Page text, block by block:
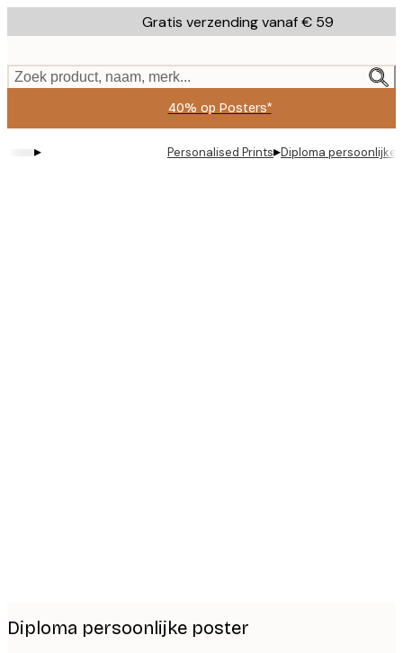
to
content.
Gratis verzending vanaf € 59
Zoek product, naam, merk...
40% op Posters*
▸ Personalised Prints▸Diploma persoonlijke
Diploma persoonlijke poster